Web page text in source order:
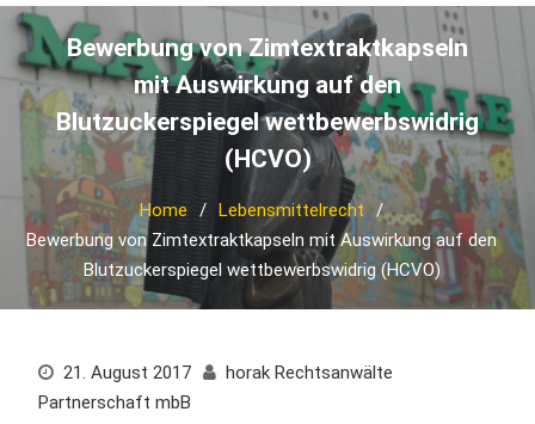
Bewerbung von Zimtextraktkapseln
mit Auswirkung auf den
Blutzuckerspiegel wettbewerbswidrig
(HCVO)
Home
Lebensmittelrecht
Bewerbung von Zimtextraktkapseln mit Auswirkung auf den
Blutzuckerspiegel wettbewerbswidrig (HCVO)
21. August 2017
horak Rechtsanwälte
Partnerschaft mbB